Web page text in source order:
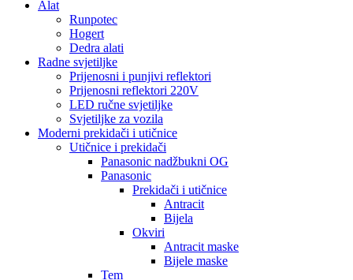
Alat
Runpotec
Hogert
Dedra alati
Radne svjetiljke
Prijenosni i punjivi reflektori
Prijenosni reflektori 220V
LED ručne svjetiljke
Svjetiljke za vozila
Moderni prekidači i utičnice
Utičnice i prekidači
Panasonic nadžbukni OG
Panasonic
Prekidači i utičnice
Antracit
Bijela
Okviri
Antracit maske
Bijele maske
Tem